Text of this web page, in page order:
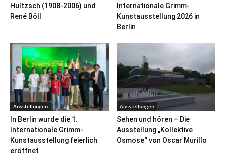
Hultzsch (1908-2006) und
René Böll
Internationale Grimm-
Kunstausstellung 2026 in
Berlin
Ausstellungen
In Berlin wurde die 1.
Internationale Grimm-
Kunstausstellung feierlich
eröffnet
Ausstellungen
Sehen und hören – Die
Ausstellung „Kollektive
Osmose“ von Oscar Murillo